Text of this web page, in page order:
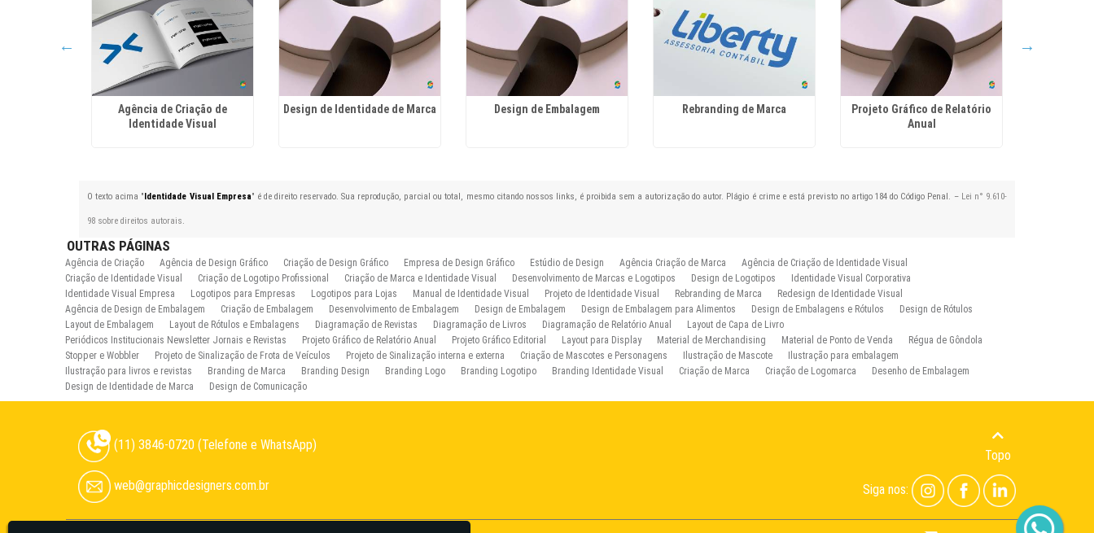
Agência de Criação de
Identidade Visual
Design de Identidade de Marca Design de Embalagem Rebranding de Marca
Projeto Gráfico de Relatório
Anual
O texto acima "Identidade Visual Empresa" é de direito reservado. Sua reprodução, parcial ou total, mesmo citando nossos links, é proibida sem a autorização do autor. Plágio é crime e está previsto no artigo 184 do Código Penal. – Lei n° 9.610-
98 sobre direitos autorais.
OUTRAS PÁGINAS
Agência de Criação Agência de Design Gráfico Criação de Design Gráfico Empresa de Design Gráfico Estúdio de Design Agência Criação de Marca
Agência de Criação de Identidade Visual
Criação de Identidade Visual
Criação de Logotipo Profissional Criação de Marca e Identidade Visual Desenvolvimento de Marcas e Logotipos Design de Logotipos
Identidade Visual Corporativa
Identidade Visual Empresa
Logotipos para Empresas Logotipos para Lojas Manual de Identidade Visual Projeto de Identidade Visual Rebranding de Marca
Redesign de Identidade Visual
Agência de Design de Embalagem
Criação de Embalagem Desenvolvimento de Embalagem Design de Embalagem Design de Embalagem para Alimentos Design de Embalagens e Rótulos
Design de Rótulos
Layout de Embalagem
Layout de Rótulos e Embalagens Diagramação de Revistas Diagramação de Livros Diagramação de Relatório Anual
Layout de Capa de Livro
Periódicos Institucionais Newsletter Jornais e Revistas
Projeto Gráfico de Relatório Anual Projeto Gráfico Editorial Layout para Display Material de Merchandising Material de Ponto de Venda
Régua de Gôndola
Stopper e Wobbler
Projeto de Sinalização de Frota de Veículos Projeto de Sinalização interna e externa Criação de Mascotes e Personagens Ilustração de Mascote
Ilustração para embalagem
Ilustração para livros e revistas
Branding de Marca Branding Design Branding Logo Branding Logotipo Branding Identidade Visual Criação de Marca Criação de Logomarca
Desenho de Embalagem
Design de Identidade de Marca
Design de Comunicação
(11) 3846-0720 (Telefone e WhatsApp)
web@graphicdesigners.com.br
Topo
Siga nos: